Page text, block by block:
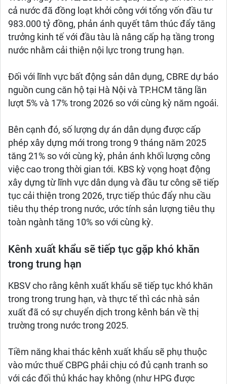
cả nước đã đồng loạt khởi công với tổng vốn đầu tư
983.000 tỷ đồng, phản ánh quyết tâm thúc đẩy tăng
trưởng kinh tế với đầu tàu là nâng cấp hạ tầng trong
nước nhằm cải thiện nội lực trong trung hạn.
Đối với lĩnh vực bất động sản dân dụng, CBRE dự báo
nguồn cung căn hộ tại Hà Nội và TP.HCM tăng lần
lượt 5% và 17% trong 2026 so với cùng kỳ năm ngoái.
Bên cạnh đó, số lượng dự án dân dụng được cấp
phép xây dựng mới trong trong 9 tháng năm 2025
tăng 21% so với cùng kỳ, phản ánh khối lượng công
việc cao trong thời gian tới. KBS kỳ vọng hoạt động
xây dựng từ lĩnh vực dân dụng và đầu tư công sẽ tiếp
tục cải thiện trong 2026, trực tiếp thúc đẩy nhu cầu
tiêu thụ thép trong nước, ước tính sản lượng tiêu thụ
toàn ngành tăng 10% so với cùng kỳ.
Kênh xuất khẩu sẽ tiếp tục gặp khó khăn
trong trung hạn
KBSV cho rằng kênh xuất khẩu sẽ tiếp tục khó khăn
trong trong trung hạn, và thực tế thì các nhà sản
xuất đã có sự chuyển dịch trong kênh bán về thị
trường trong nước trong 2025.
Tiềm năng khai thác kênh xuất khẩu sẽ phụ thuộc
vào mức thuế CBPG phải chịu có đủ cạnh tranh so
với các đối thủ khác hay không (như HPG được